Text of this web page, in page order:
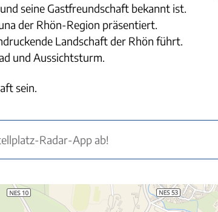
seine Gastfreundschaft bekannt ist.
der Rhön-Region präsentiert.
Landschaft der Rhön führt.
und Aussichtsturm.
sein.
Radar-App ab!